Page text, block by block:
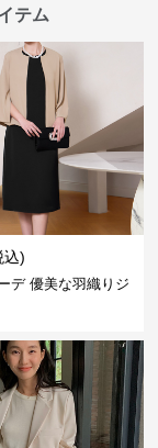
テム
込)
デ 優美な羽織りジ